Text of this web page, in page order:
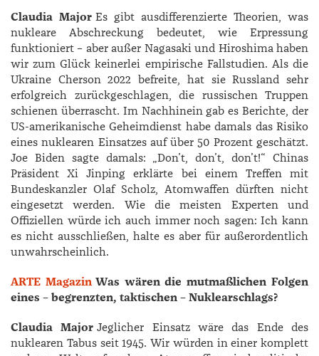
Claudia Major Es gibt ausdifferenzierte Theorien, was
nukleare Abschreckung bedeutet, wie Erpressung
funktioniert – aber außer Nagasaki und Hiroshima haben
wir zum Glück keinerlei empirische Fallstudien. Als die
Ukraine Cherson 2022 befreite, hat sie Russland sehr
erfolgreich zurückgeschlagen, die russischen Truppen
schienen überrascht. Im Nachhinein gab es Berichte, der
US-amerikanische Geheimdienst habe damals das Risiko
eines nuklearen Einsatzes auf über 50 Prozent geschätzt.
­Joe ­Biden sagte damals: „Don’t, don’t, don’t!“ Chinas
Präsident Xi Jinping erklärte bei einem Treffen mit
Bundeskanzler ­Olaf ­Scholz, Atomwaffen dürften nicht
eingesetzt werden. Wie die meisten Experten und
Offiziellen würde ich auch immer noch sagen: Ich kann
es nicht ausschließen, halte es aber für außerordentlich
unwahrscheinlich.
ARTE Magazin Was wären die mutmaßlichen Folgen
eines – begrenzten, taktischen – Nuklearschlags?
Claudia Major Jeglicher Einsatz wäre das Ende des
nuklearen Tabus seit 1945. Wir würden in einer komplett